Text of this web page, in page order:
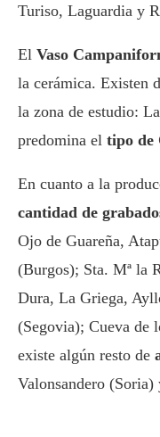
Turiso, Laguardia y
El Vaso
la cerámica. Existen
la zona de estudio:
predomina el tipo de
En cuanto a la
cantidad de
Ojo de Guareña,
(Burgos); Sta. Mª la
Dura, La Griega,
(Segovia); Cueva de
existe algún resto de
Valonsandero